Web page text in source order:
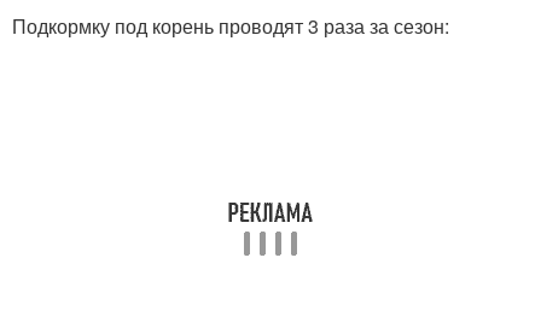
Подкормку под корень проводят 3 раза за сезон: